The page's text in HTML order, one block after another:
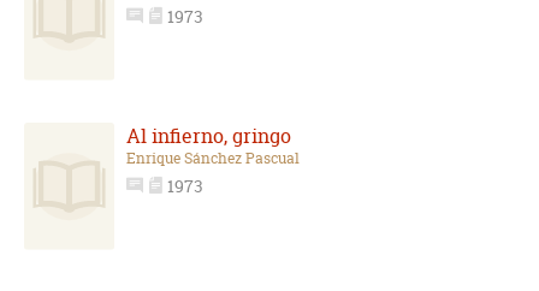
1973
Al infierno, gringo
Enrique Sánchez Pascual
1973